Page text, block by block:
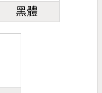
黑體